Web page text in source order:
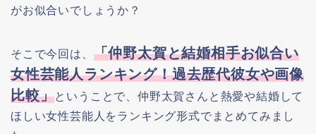
がお似合いでしょうか？
そこで今回は、 「仲野太賀と結婚相手お似合い
女性芸能人ランキング！過去歴代彼女や画像
比較」ということで、仲野太賀さんと熱愛や結婚して
ほしい女性芸能人をランキング形式でまとめてみまし